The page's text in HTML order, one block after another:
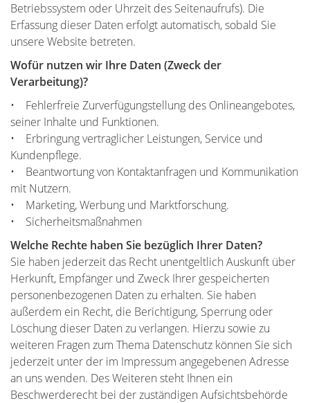
Betriebssystem oder Uhrzeit des Seitenaufrufs). Die
Erfassung dieser Daten erfolgt automatisch, sobald Sie
unsere Website betreten.
Wofür nutzen wir Ihre Daten (Zweck der
Verarbeitung)?
• Fehlerfreie Zurverfügungstellung des Onlineangebotes,
seiner Inhalte und Funktionen.
• Erbringung vertraglicher Leistungen, Service und
Kundenpflege.
• Beantwortung von Kontaktanfragen und Kommunikation
mit Nutzern.
• Marketing, Werbung und Marktforschung.
• Sicherheitsmaßnahmen
Welche Rechte haben Sie bezüglich Ihrer Daten?
Sie haben jederzeit das Recht unentgeltlich Auskunft über
Herkunft, Empfänger und Zweck Ihrer gespeicherten
personenbezogenen Daten zu erhalten. Sie haben
außerdem ein Recht, die Berichtigung, Sperrung oder
Löschung dieser Daten zu verlangen. Hierzu sowie zu
weiteren Fragen zum Thema Datenschutz können Sie sich
jederzeit unter der im Impressum angegebenen Adresse
an uns wenden. Des Weiteren steht Ihnen ein
Beschwerderecht bei der zuständigen Aufsichtsbehörde